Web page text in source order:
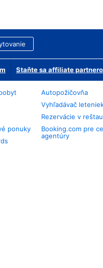
Staňte sa affiliate
ponuky
Autopožičovňa
Vyhľadávač
Rezervácie v
Booking.com pre
agentúry